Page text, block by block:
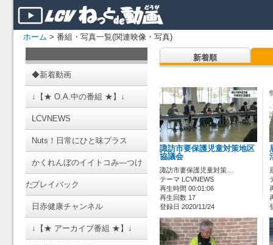
ホーム > 番組・写真一覧(関連映像・写真)
◆新着動画
↓【★ O.A.中の番組 ★】↓
LCVNEWS
Nuts！日常にひと味プラス
かくれんぼのイイトコみ―つけ
たプレイバック
日赤健康チャンネル
↓【★ アーカイブ番組 ★】↓
新着順
諏訪市要保護児童対策地区
協議会
諏訪市要保護児童対策…
テーマ LCVNEWS
再生時間 00:01:06
再生回数 17
登録日 2020/11/24